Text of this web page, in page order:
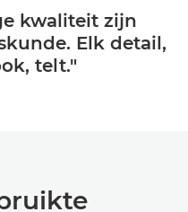
kwaliteit zijn
Elk detail,
telt."